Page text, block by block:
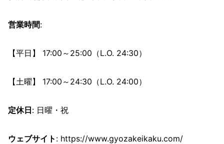
営業時間:
【平日】 17:00～25:00（L.O. 24:30）
【土曜】 17:00～24:30（L.O. 24:00）
定休日: 日曜・祝
ウェブサイト : https://www.gyozakeikaku.com/